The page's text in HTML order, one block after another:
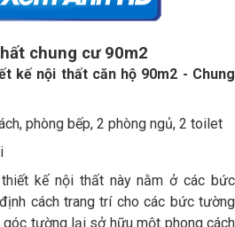
chung cư 90m2
kế nội thất căn hộ 90m2 - Chung
phòng bếp, 2 phòng ngủ, 2 toilet
kế nội thất này nằm ở các bức
cách trang trí cho các bức tường
tường lại sở hữu một phong cách